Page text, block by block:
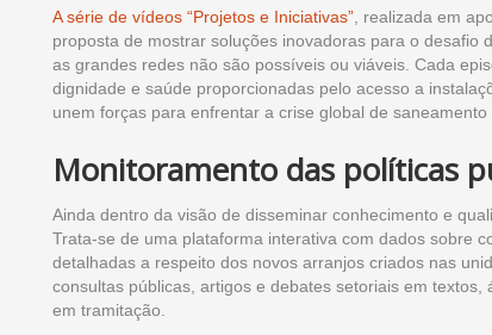
A série de vídeos “Projetos e Iniciativas” , realizada em
proposta de mostrar soluções inovadoras para o
as grandes redes não são possíveis ou viáveis. Cada
dignidade e saúde proporcionadas pelo acesso a
unem forças para enfrentar a crise global de
Monitoramento das políticas
Ainda dentro da visão de disseminar conhecimento e
Trata-se de uma plataforma interativa com dados sobre
detalhadas a respeito dos novos arranjos criados nas
consultas públicas, artigos e debates setoriais em
em tramitação.